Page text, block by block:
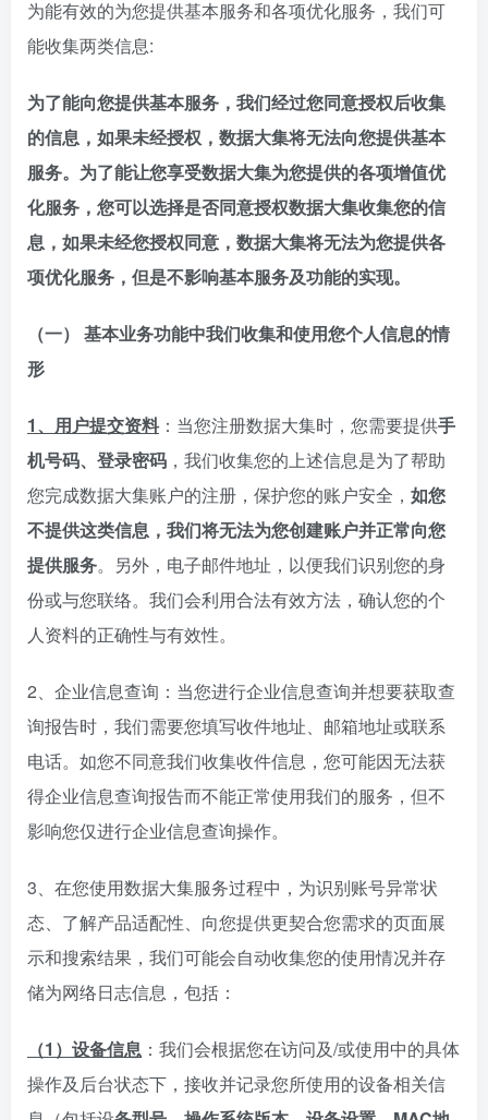
为能有效的为您提供基本服务和各项优化服务，我们可
能收集两类信息:
为了能向您提供基本服务，我们经过您同意授权后收集
的信息，如果未经授权，数据大集将无法向您提供基本
服务。为了能让您享受数据大集为您提供的各项增值优
化服务，您可以选择是否同意授权数据大集收集您的信
息，如果未经您授权同意，数据大集将无法为您提供各
项优化服务，但是不影响基本服务及功能的实现。
（一） 基本业务功能中我们收集和使用您个人信息的情
形
1、用户提交资料：当您注册数据大集时，您需要提供手
机号码、登录密码 ，我们收集您的上述信息是为了帮助
您完成数据大集账户的注册，保护您的账户安全， 如您
不提供这类信息，我们将无法为您创建账户并正常向您
提供服务。另外，电子邮件地址，以便我们识别您的身
份或与您联络。我们会利用合法有效方法，确认您的个
人资料的正确性与有效性。
2、企业信息查询：当您进行企业信息查询并想要获取查
询报告时，我们需要您填写收件地址、邮箱地址或联系
电话。如您不同意我们收集收件信息，您可能因无法获
得企业信息查询报告而不能正常使用我们的服务，但不
影响您仅进行企业信息查询操作。
3、在您使用数据大集服务过程中，为识别账号异常状
态、了解产品适配性、向您提供更契合您需求的页面展
示和搜索结果，我们可能会自动收集您的使用情况并存
储为网络日志信息，包括：
（1）设备信息 ：我们会根据您在访问及/或使用中的具体
操作及后台状态下，接收并记录您所使用的设备相关信